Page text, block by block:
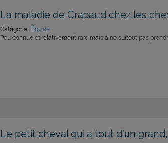
La maladie de Crapaud chez les
Catégorie : Équidé
Peu connue et relativement rare mais à ne surtout pas
Le petit cheval qui a tout d’un